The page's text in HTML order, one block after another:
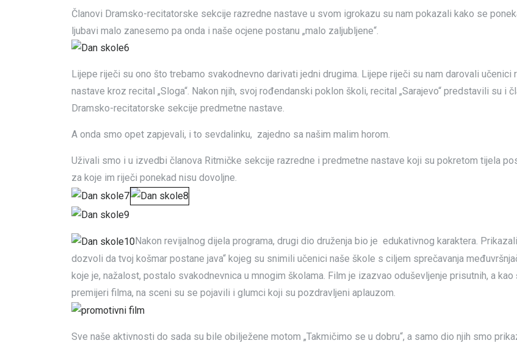
Članovi Dramsko-recitatorske sekcije razredne nastave u svom igrokazu su nam pokazali kako se
ljubavi malo zanesemo pa onda i naše ocjene postanu „malo zaljubljene“.
Lijepe riječi su ono što trebamo svakodnevno darivati jedni drugima. Lijepe riječi su nam darovali učenici
nastave kroz recital „Sloga“. Nakon njih, svoj rođendanski poklon školi, recital „Sarajevo“ predstavili su i
Dramsko-recitatorske sekcije predmetne nastave.
A onda smo opet zapjevali, i to sevdalinku, zajedno sa našim malim horom.
Uživali smo i u izvedbi članova Ritmičke sekcije razredne i predmetne nastave koji su pokretom tijela
za koje im riječi ponekad nisu dovoljne.
Nakon revijalnog dijela programa, drugi dio druženja bio je edukativnog karaktera.
dozvoli da tvoj košmar postane java“ kojeg su snimili učenici naše škole s ciljem sprečavanja
koje je, nažalost, postalo svakodnevnica u mnogim školama. Film je izazvao oduševljenje prisutnih, a
premijeri filma, na sceni su se pojavili i glumci koji su pozdravljeni aplauzom.
Sve naše aktivnosti do sada su bile obilježene motom „Takmičimo se u dobru“, a samo dio njih smo